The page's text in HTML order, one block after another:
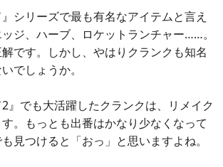
』シリーズで最も有名なアイテムと言え
ジ、ハーブ、ロケットランチャー……。
です。しかし、やはりクランクも知名
でしょうか。
2』でも大活躍したクランクは、リメイク
。もっとも出番はかなり少なくなって
見つけると「おっ」と思いますよね。